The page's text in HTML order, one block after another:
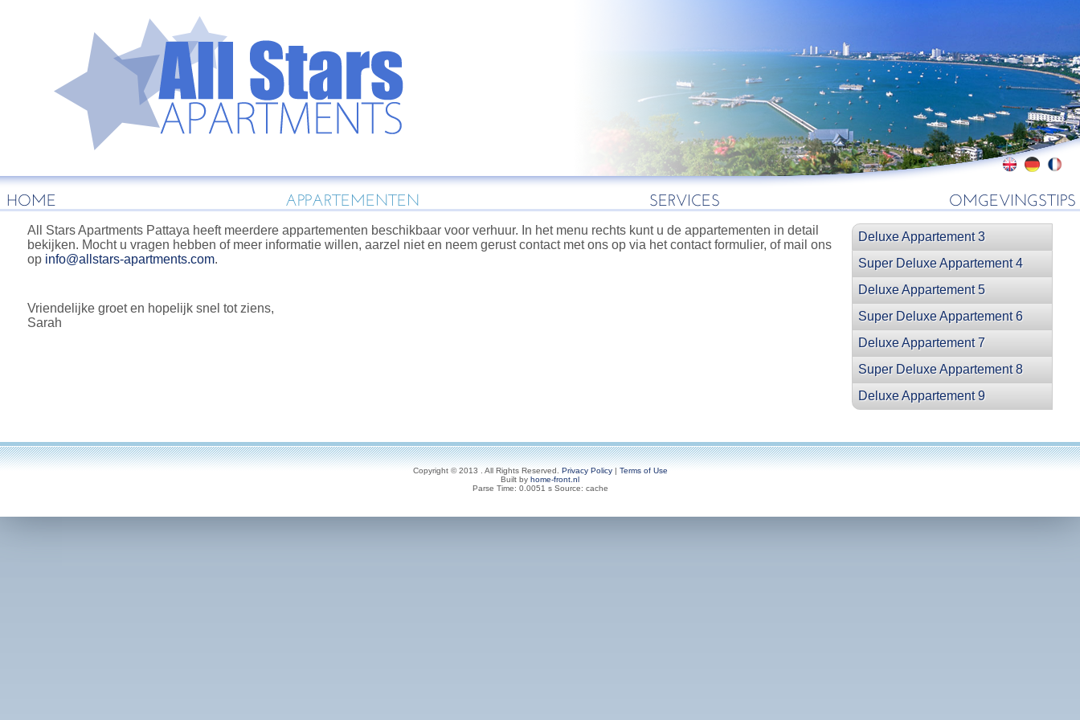
HOME APPARTEMENTEN SERVICES OMGEVINGSTIPS
Deluxe Appartement 3
Super Deluxe Appartement 4
Deluxe Appartement 5
Super Deluxe Appartement 6
Deluxe Appartement 7
Super Deluxe Appartement 8
Deluxe Appartement 9
All Stars Apartments Pattaya heeft meerdere appartementen beschikbaar voor verhuur. In het menu rechts kunt u de appartementen in detail
bekijken. Mocht u vragen hebben of meer informatie willen, aarzel niet en neem gerust contact met ons op via het contact formulier, of mail ons
op info@allstars-apartments.com.
Vriendelijke groet en hopelijk snel tot ziens,
Sarah
Copyright © 2013 . All Rights Reserved. Privacy Policy| Terms of Use
Built by home-front.nl
Parse Time: 0.0051 s Source: cache